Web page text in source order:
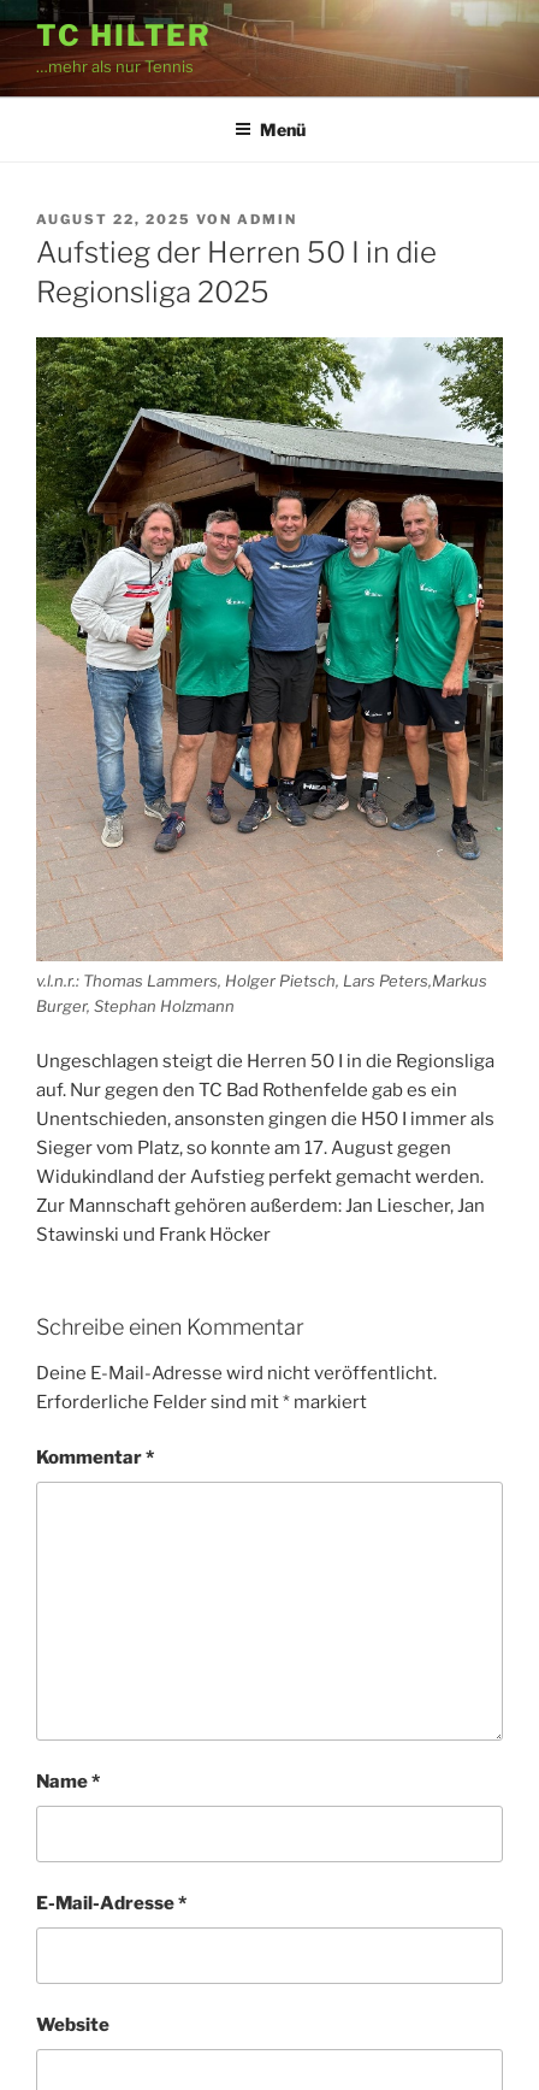
Inhalt
springen
TC HILTER
…mehr als nur Tennis
Menü
VERÖFFENTLICHT
AM
AUGUST 22, 2025 VON ADMIN
Aufstieg der Herren 50 I in die
Regionsliga 2025
v.l.n.r.: Thomas Lammers, Holger Pietsch, Lars Peters,Markus
Burger, Stephan Holzmann
Ungeschlagen steigt die Herren 50 I in die Regionsliga
auf. Nur gegen den TC Bad Rothenfelde gab es ein
Unentschieden, ansonsten gingen die H50 I immer als
Sieger vom Platz, so konnte am 17. August gegen
Widukindland der Aufstieg perfekt gemacht werden.
Zur Mannschaft gehören außerdem: Jan Liescher, Jan
Stawinski und Frank Höcker
Schreibe einen Kommentar
Deine E-Mail-Adresse wird nicht veröffentlicht.
Erforderliche Felder sind mit* markiert
Kommentar*
Name*
E-Mail-Adresse*
Website